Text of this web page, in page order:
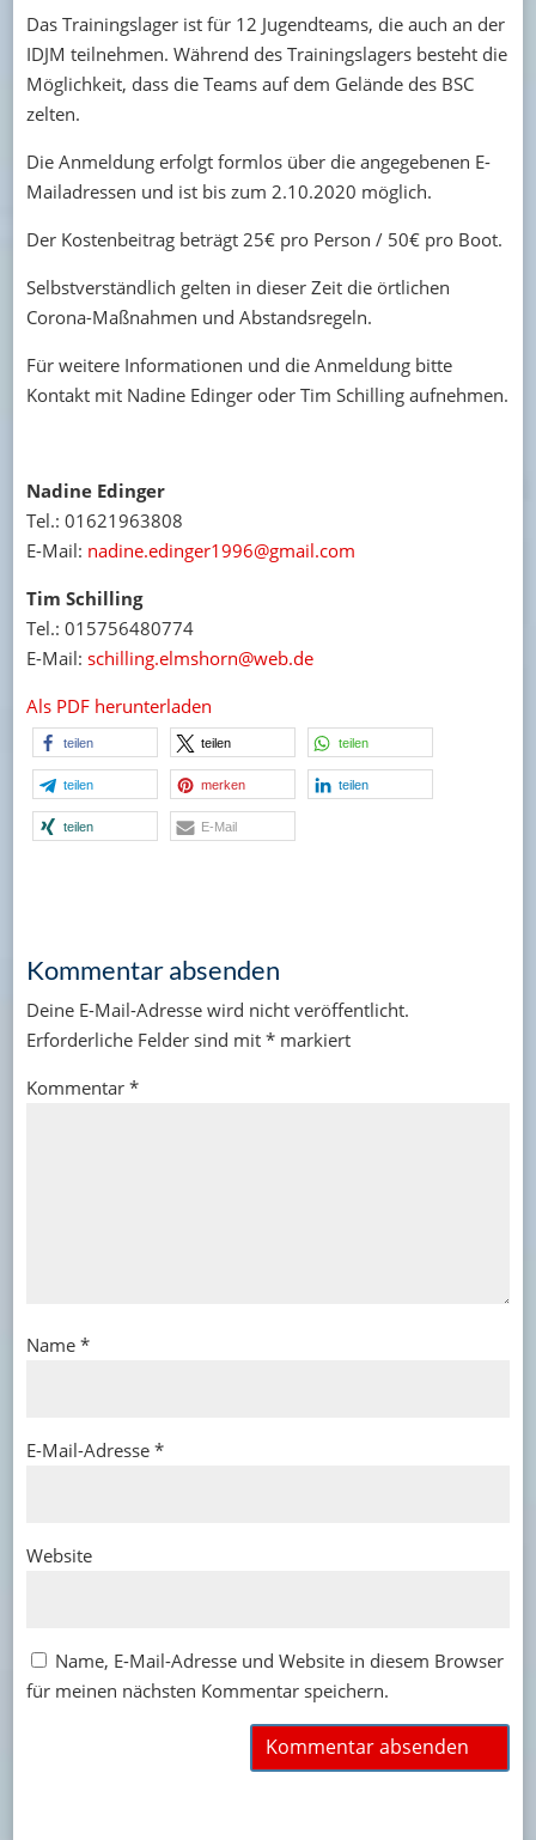
Das Trainingslager ist für 12 Jugendteams, die auch an der
IDJM teilnehmen. Während des Trainingslagers besteht die
Möglichkeit, dass die Teams auf dem Gelände des BSC
zelten.
Die Anmeldung erfolgt formlos über die angegebenen E-
Mailadressen und ist bis zum 2.10.2020 möglich.
Der Kostenbeitrag beträgt 25€ pro Person / 50€ pro Boot.
Selbstverständlich gelten in dieser Zeit die örtlichen
Corona-Maßnahmen und Abstandsregeln.
Für weitere Informationen und die Anmeldung bitte
Kontakt mit Nadine Edinger oder Tim Schilling aufnehmen.
Nadine Edinger
Tel.: 01621963808
E-Mail: nadine.edinger1996@gmail.com
Tim Schilling
Tel.: 015756480774
E-Mail: schilling.elmshorn@web.de
Als PDF herunterladen
teilen teilen teilen
teilen merken teilen
teilen E-Mail
Kommentar absenden
Deine E-Mail-Adresse wird nicht veröffentlicht.
Erforderliche Felder sind mit *markiert
Kommentar *
Name *
E-Mail-Adresse *
Website
Name, E-Mail-Adresse und Website in diesem Browser
für meinen nächsten Kommentar speichern.